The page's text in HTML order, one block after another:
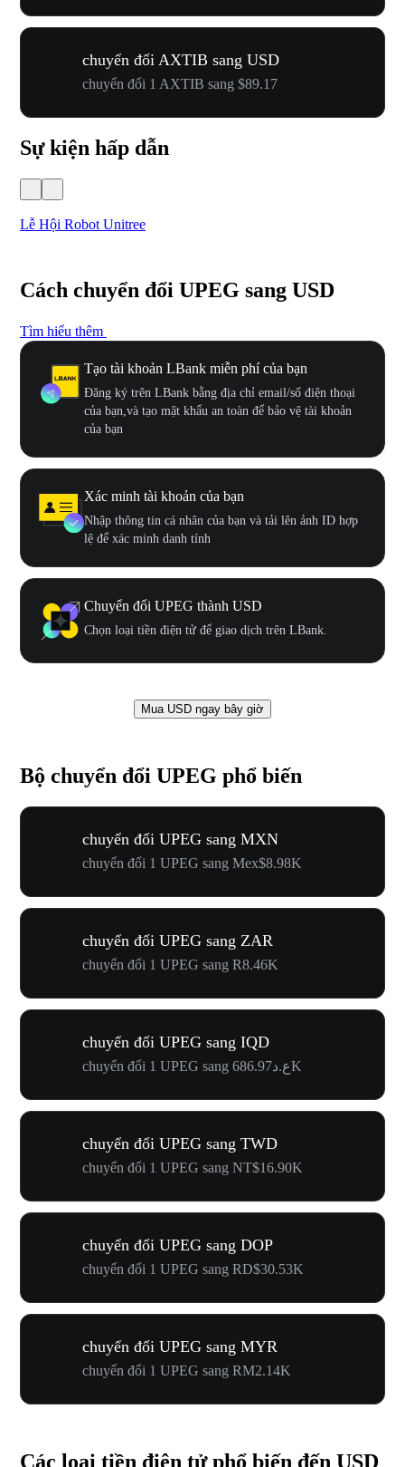
chuyển đổi AXTIB sang USD
chuyển đổi 1 AXTIB sang $89.17
Sự kiện hấp dẫn
Lễ Hội Robot Unitree
Cách chuyển đổi UPEG sang USD
Tìm hiểu thêm
Tạo tài khoản LBank miễn phí của bạn
Đăng ký trên LBank bằng địa chỉ email/số điện thoại
của bạn,và tạo mật khẩu an toàn để bảo vệ tài khoản
của bạn
Xác minh tài khoản của bạn
Nhập thông tin cá nhân của bạn và tải lên ảnh ID hợp
lệ để xác minh danh tính
Chuyển đổi UPEG thành USD
Chọn loại tiền điện tử để giao dịch trên LBank.
Mua USD ngay bây giờ
Bộ chuyển đổi UPEG phổ biến
chuyển đổi UPEG sang MXN
chuyển đổi 1 UPEG sang Mex$8.98K
chuyển đổi UPEG sang ZAR
chuyển đổi 1 UPEG sang R8.46K
chuyển đổi UPEG sang IQD
chuyển đổi 1 UPEG sang ع.د686.97K
chuyển đổi UPEG sang TWD
chuyển đổi 1 UPEG sang NT$16.90K
chuyển đổi UPEG sang DOP
chuyển đổi 1 UPEG sang RD$30.53K
chuyển đổi UPEG sang MYR
chuyển đổi 1 UPEG sang RM2.14K
Các loại tiền điện tử phổ biến đến USD